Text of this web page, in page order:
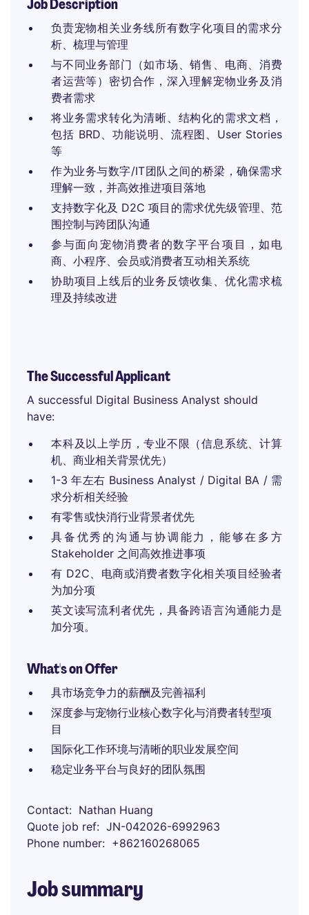
Job Description
负责宠物相关业务线所有数字化项目的需求分
析、梳理与管理
与不同业务部门（如市场、销售、电商、消费
者运营等）密切合作，深入理解宠物业务及消
费者需求
将业务需求转化为清晰、结构化的需求文档，
包括 BRD、功能说明、流程图、User Stories
等
作为业务与数字/IT团队之间的桥梁，确保需求
理解一致，并高效推进项目落地
支持数字化及 D2C 项目的需求优先级管理、范
围控制与跨团队沟通
参与面向宠物消费者的数字平台项目，如电
商、小程序、会员或消费者互动相关系统
协助项目上线后的业务反馈收集、优化需求梳
理及持续改进
The Successful Applicant
A successful Digital Business Analyst should
have:
本科及以上学历，专业不限（信息系统、计算
机、商业相关背景优先）
1-3 年左右 Business Analyst / Digital BA / 需
求分析相关经验
有零售或快消行业背景者优先
具备优秀的沟通与协调能力，能够在多方
Stakeholder 之间高效推进事项
有 D2C、电商或消费者数字化相关项目经验者
为加分项
英文读写流利者优先，具备跨语言沟通能力是
加分项。
What's on Offer
具市场竞争力的薪酬及完善福利
深度参与宠物行业核心数字化与消费者转型项
目
国际化工作环境与清晰的职业发展空间
稳定业务平台与良好的团队氛围
Contact
Nathan Huang
Quote job ref
JN-042026-6992963
Phone number
+862160268065
Job summary